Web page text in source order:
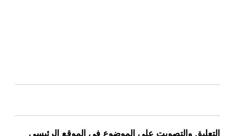
التعليق والتصويت على الموضوع في الموقع الرئيسي